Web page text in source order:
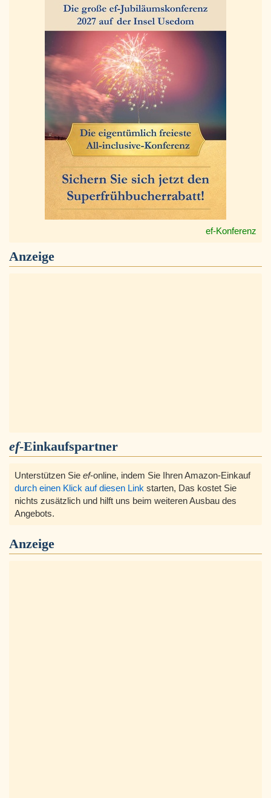
ef-Konferenz
Anzeige
ef-Einkaufspartner
Unterstützen Sie ef-online, indem Sie Ihren Amazon-Einkauf
durch einen Klick auf diesen Link starten, Das kostet Sie
nichts zusätzlich und hilft uns beim weiteren Ausbau des
Angebots.
Anzeige